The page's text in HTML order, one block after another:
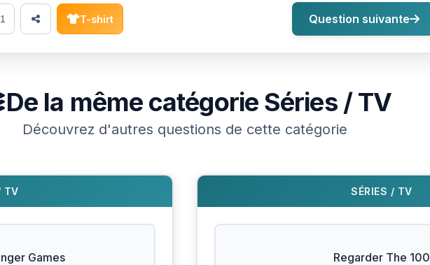
T-shirt Question suivante
De la même catégorie Séries / TV
Découvrez d'autres questions de cette catégorie
TV
Games
SÉRIES / TV
Regarder The 100